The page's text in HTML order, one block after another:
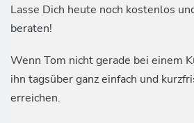
Lasse Dich heute noch kostenlos
beraten!
Wenn Tom nicht gerade bei einem
ihn tagsüber ganz einfach und
erreichen.